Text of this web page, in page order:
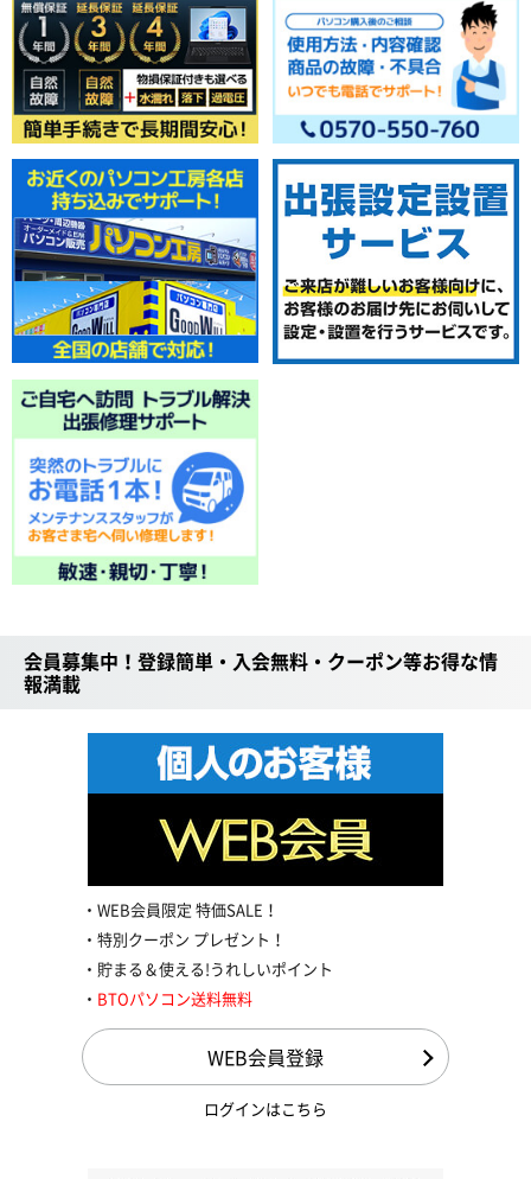
会員募集中！登録簡単・入会無料・クーポン等お得な情
報満載
WEB会員限定 特価SALE！
特別クーポン プレゼント！
貯まる＆使える!うれしいポイント
BTOパソコン送料無料
WEB会員登録
ログインはこちら